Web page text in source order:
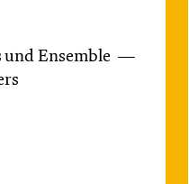
und Ensemble